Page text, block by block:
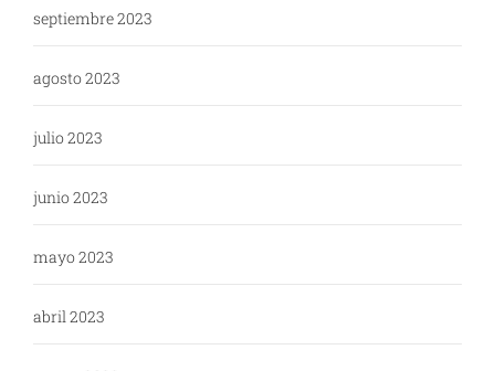
septiembre 2023
agosto 2023
julio 2023
junio 2023
mayo 2023
abril 2023